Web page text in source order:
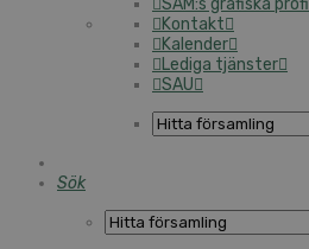
Kontakt
Kalender
Lediga tjänster
SAU
Sök